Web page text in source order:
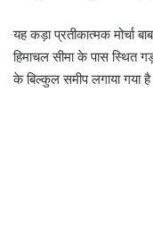
यह कड़ा प्रतीकात्मक मोर्चा
हिमाचल सीमा के पास स्थित
के बिल्कुल समीप लगाया गया